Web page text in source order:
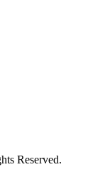
Reserved.